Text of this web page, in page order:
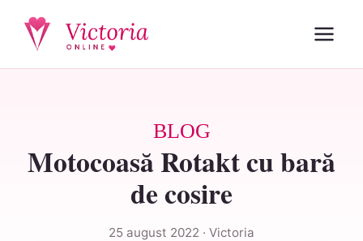
BLOG
Motocoasă Rotakt cu bară
de cosire
25 august 2022 · Victoria